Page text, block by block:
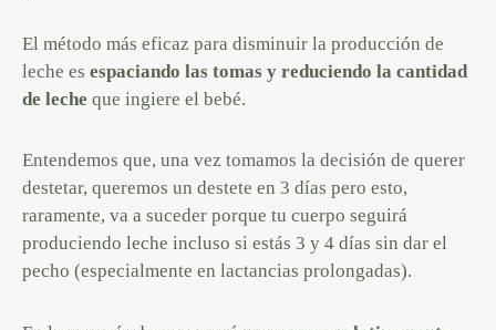
El método más eficaz para disminuir la producción de
leche es espaciando las tomas y reduciendo la cantidad
de leche que ingiere el bebé.
Entendemos que, una vez tomamos la decisión de querer
destetar, queremos un destete en 3 días pero esto,
raramente, va a suceder porque tu cuerpo seguirá
produciendo leche incluso si estás 3 y 4 días sin dar el
pecho (especialmente en lactancias prolongadas).